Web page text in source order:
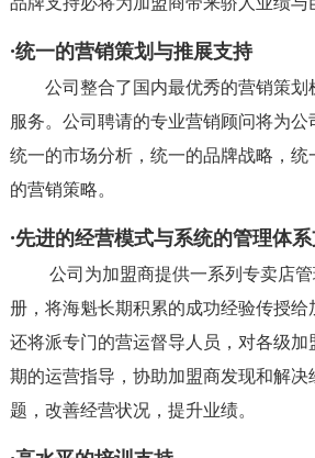
·统一的营销策划与推展支持
公司整合了国内最优秀的营销策划
服务。公司聘请的专业营销顾问将为
统一的市场分析，统一的品牌战略，
的营销策略。
·先进的经营模式与系统的管理体
公司为加盟商提供一系列专卖店管
册，将海魁长期积累的成功经验传授
还将派专门的营运督导人员，对各级
期的运营指导，协助加盟商发现和解
题，改善经营状况，提升业绩。